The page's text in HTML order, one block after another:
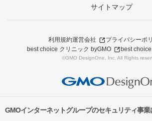
サイトマップ
利用規約運営会社
プライバシーポ
best choice クリニック byGMO
best
©GMO DesignOne, Inc. All Rights
GMOインターネットグループのセキュリティ事業